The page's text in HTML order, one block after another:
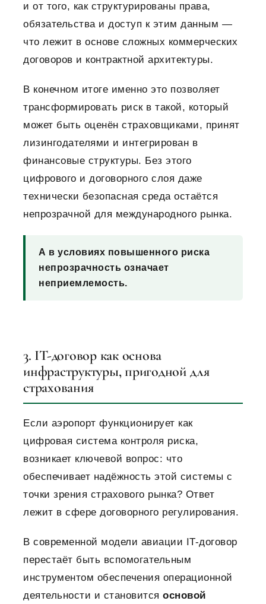
и от того, как структурированы права,
обязательства и доступ к этим данным —
что лежит в основе сложных коммерческих
договоров и контрактной архитектуры.
В конечном итоге именно это позволяет
трансформировать риск в такой, который
может быть оценён страховщиками, принят
лизингодателями и интегрирован в
финансовые структуры. Без этого
цифрового и договорного слоя даже
технически безопасная среда остаётся
непрозрачной для международного рынка.
А в условиях повышенного риска
непрозрачность означает
неприемлемость.
3. IT-договор как основа
инфраструктуры, пригодной для
страхования
Если аэропорт функционирует как
цифровая система контроля риска,
возникает ключевой вопрос: что
обеспечивает надёжность этой системы с
точки зрения страхового рынка? Ответ
лежит в сфере договорного регулирования.
В современной модели авиации IT-договор
перестаёт быть вспомогательным
инструментом обеспечения операционной
деятельности и становится основой